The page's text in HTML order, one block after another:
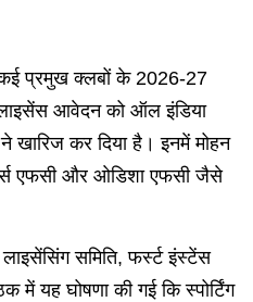
प्रमुख क्लबों के 2026-27
आवेदन को ऑल इंडिया
कर दिया है। इनमें मोहन
एफसी और ओडिशा एफसी जैसे
समिति, फर्स्ट इंस्टेंस
में यह घोषणा की गई कि स्पोर्टिंग